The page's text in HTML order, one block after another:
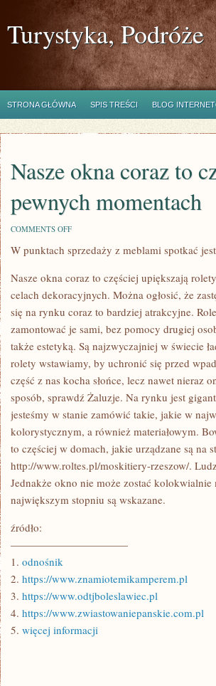
Turystyka, Podróże
STRONA GŁÓWNA SPIS TREŚCI BLOG
Nasze okna coraz to
pewnych momentach
COMMENTS OFFON
OKNA
CZĘŚCIEJ
ZDOBIĄ
ROLETY.
W
PEWNYCH
MOMENTACH
W punktach sprzedaży z meblami spotkać
Nasze okna coraz to częściej upiększają
celach dekoracyjnych. Można ogłosić, że
się na rynku coraz to bardziej atrakcyjne.
zamontować je sami, bez pomocy drugiej
także estetyką. Są najzwyczajniej w świecie
rolety wstawiamy, by uchronić się przed
część z nas kocha słońce, lecz nawet nieraz
sposób, sprawdź Żaluzje. Na rynku jest
jesteśmy w stanie zamówić takie, jakie w
kolorystycznym, a również materiałowym.
to częściej w domach, jakie urządzane są na
http://www.roltes.pl/moskitiery-rzeszow/.
Jednakże okno nie może zostać
największym stopniu są wskazane.
źródło:
———————————
1. odnośnik
2. https://www.znamiotemikamperem.pl
3. https://www.odtjboleslawiec.pl
4. https://www.zwiastowaniepanskie.com.pl
5. więcej informacji